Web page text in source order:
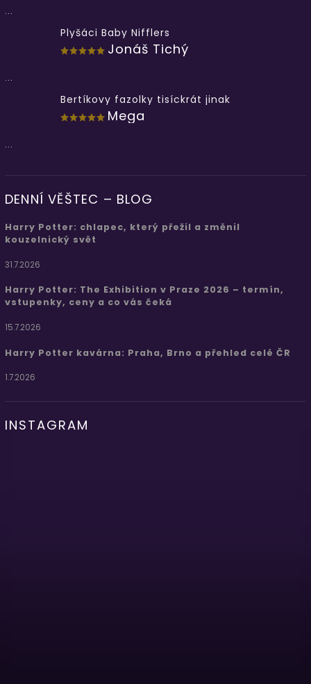
...
Plyšáci Baby Nifflers
Jonáš Tichý
...
Bertíkovy fazolky tisíckrát jinak
Mega
...
DENNÍ VĚŠTEC – BLOG
Harry Potter: chlapec, který přežil a změnil
kouzelnický svět
31.7.2026
Harry Potter: The Exhibition v Praze 2026 – termín,
vstupenky, ceny a co vás čeká
15.7.2026
Harry Potter kavárna: Praha, Brno a přehled celé ČR
1.7.2026
INSTAGRAM